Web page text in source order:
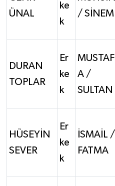
ÜNAL
ke
k
/ SİNEM
DURAN
TOPLAR
Er
ke
k
MUSTAF
A /
SULTAN
HÜSEYİN
SEVER
Er
ke
k
İSMAİL /
FATMA